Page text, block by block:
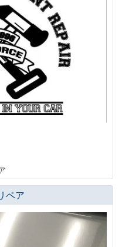
ペア